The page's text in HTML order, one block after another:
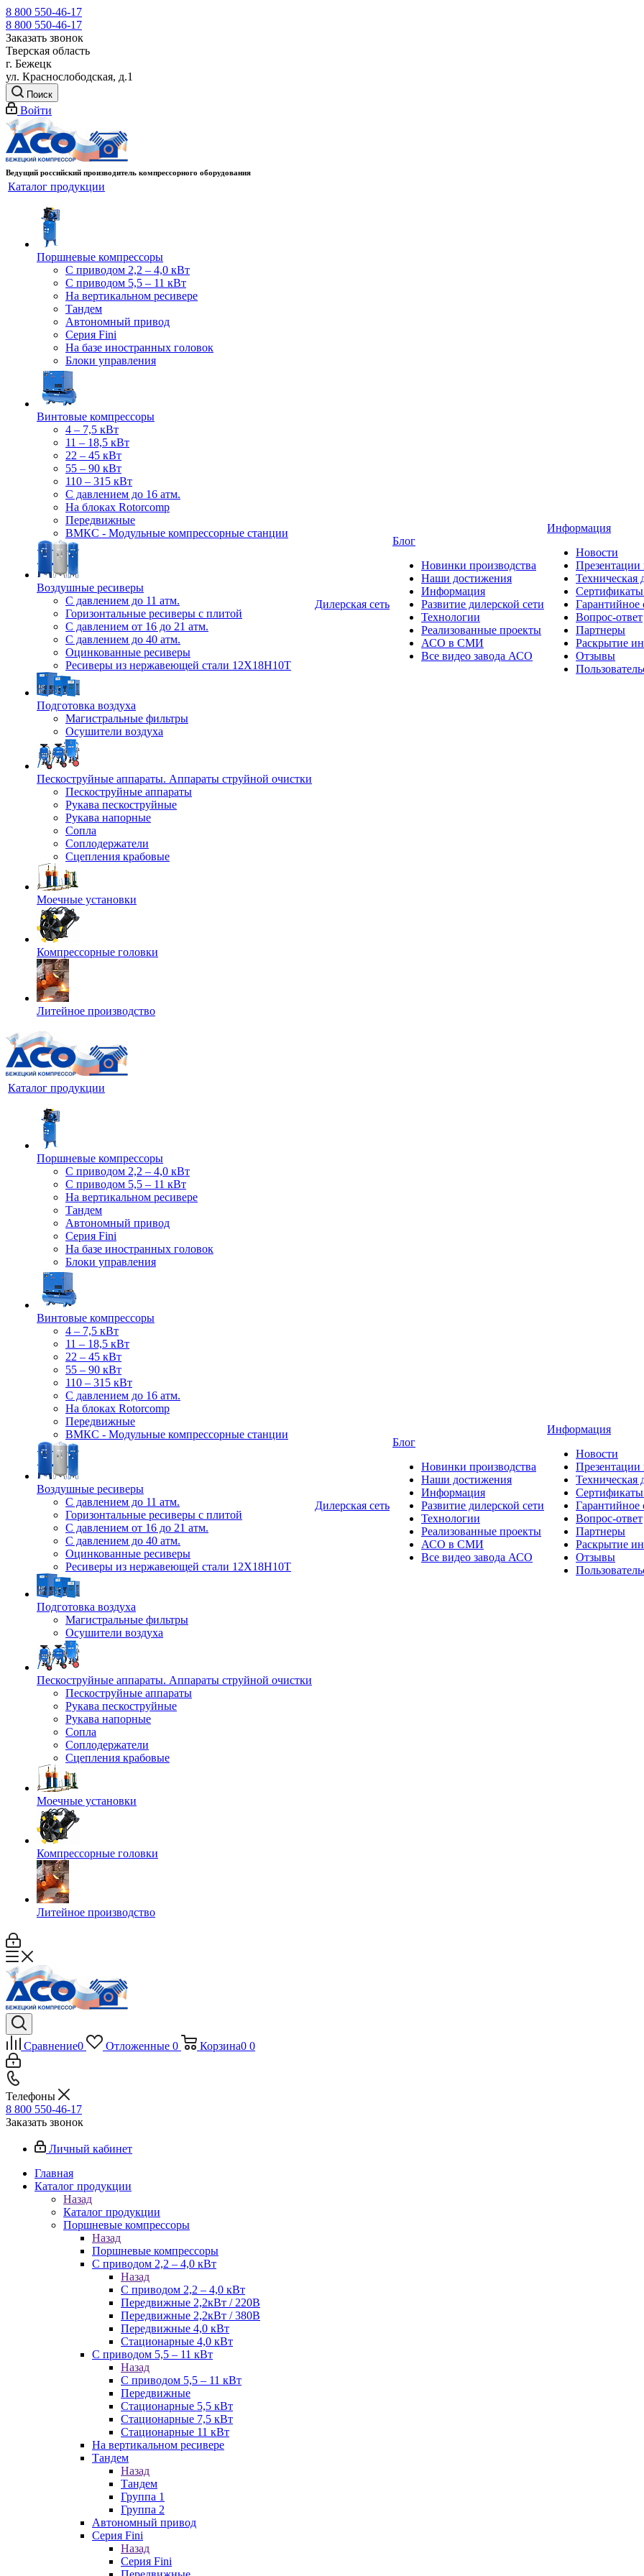
8 800 550-46-17
8 800 550-46-17
Заказать звонок
Тверская область
г. Бежецк
ул. Краснослободская, д.1
Поиск
Войти
Ведущий российский производитель компрессорного оборудования
Каталог продукции
Поршневые компрессоры
С приводом 2,2 – 4,0 кВт
С приводом 5,5 – 11 кВт
На вертикальном ресивере
Тандем
Автономный привод
Серия Fini
На базе иностранных головок
Блоки управления
Винтовые компрессоры
4 – 7,5 кВт
11 – 18,5 кВт
22 – 45 кВт
55 – 90 кВт
110 – 315 кВт
С давлением до 16 атм.
На блоках Rotorcomp
Передвижные
ВМКС - Модульные компрессорные станции
Воздушные ресиверы
С давлением до 11 атм.
Горизонтальные ресиверы с плитой
С давлением от 16 до 21 атм.
С давлением до 40 атм.
Оцинкованные ресиверы
Ресиверы из нержавеющей стали 12Х18Н10Т
Подготовка воздуха
Магистральные фильтры
Осушители воздуха
Пескоструйные аппараты. Аппараты струйной очистки
Пескоструйные аппараты
Рукава пескоструйные
Рукава напорные
Сопла
Соплодержатели
Сцепления крабовые
Моечные установки
Компрессорные головки
Литейное производство
Дилерская сеть
Блог
Новинки производства
Наши достижения
Информация
Развитие дилерской сети
Технологии
Реализованные проекты
АСО в СМИ
Все видео завода АСО
Информация
Новости
Техническая
Сертификаты
Гарантийное
Вопрос-ответ
Партнеры
Раскрытие
Отзывы
Каталог продукции
Поршневые компрессоры
С приводом 2,2 – 4,0 кВт
С приводом 5,5 – 11 кВт
На вертикальном ресивере
Тандем
Автономный привод
Серия Fini
На базе иностранных головок
Блоки управления
Винтовые компрессоры
4 – 7,5 кВт
11 – 18,5 кВт
22 – 45 кВт
55 – 90 кВт
110 – 315 кВт
С давлением до 16 атм.
На блоках Rotorcomp
Передвижные
ВМКС - Модульные компрессорные станции
Воздушные ресиверы
С давлением до 11 атм.
Горизонтальные ресиверы с плитой
С давлением от 16 до 21 атм.
С давлением до 40 атм.
Оцинкованные ресиверы
Ресиверы из нержавеющей стали 12Х18Н10Т
Подготовка воздуха
Магистральные фильтры
Осушители воздуха
Пескоструйные аппараты. Аппараты струйной очистки
Пескоструйные аппараты
Рукава пескоструйные
Рукава напорные
Сопла
Соплодержатели
Сцепления крабовые
Моечные установки
Компрессорные головки
Литейное производство
Дилерская сеть
Блог
Новинки производства
Наши достижения
Информация
Развитие дилерской сети
Технологии
Реализованные проекты
АСО в СМИ
Все видео завода АСО
Информация
Новости
Техническая
Сертификаты
Гарантийное
Вопрос-ответ
Партнеры
Раскрытие
Отзывы
Сравнение0 Отложенные 0 Корзина0 0
Телефоны
8 800 550-46-17
Заказать звонок
Личный кабинет
Главная
Каталог продукции
Назад
Каталог продукции
Поршневые компрессоры
Назад
Поршневые компрессоры
С приводом 2,2 – 4,0 кВт
Назад
С приводом 2,2 – 4,0 кВт
Передвижные 2,2кВт / 220В
Передвижные 2,2кВт / 380В
Передвижные 4,0 кВт
Стационарные 4,0 кВт
С приводом 5,5 – 11 кВт
Назад
С приводом 5,5 – 11 кВт
Передвижные
Стационарные 5,5 кВт
Стационарные 7,5 кВт
Стационарные 11 кВт
На вертикальном ресивере
Тандем
Назад
Тандем
Группа 1
Группа 2
Автономный привод
Серия Fini
Назад
Серия Fini